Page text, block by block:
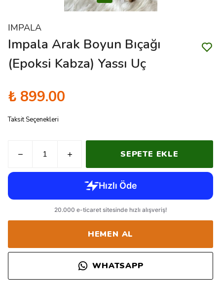
IMPALA
Impala Arak Boyun Bıçağı
(Epoksi Kabza) Yassı Uç
₺ 899.00
Taksit Seçenekleri
SEPETE EKLE
HEMEN AL
WHATSAPP